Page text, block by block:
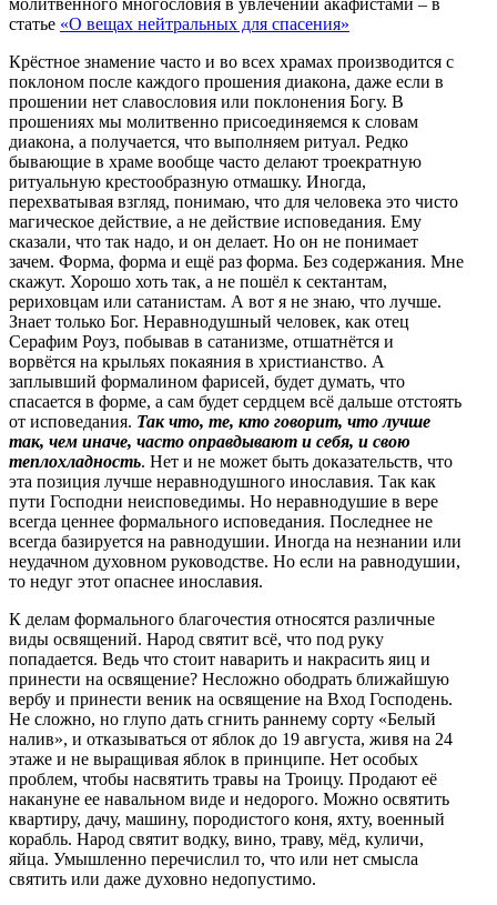
статье «О вещах нейтральных для спасения»
Крёстное знамение часто и во всех храмах производится с
поклоном после каждого прошения диакона, даже если в
прошении нет славословия или поклонения Богу. В
прошениях мы молитвенно присоединяемся к словам
диакона, а получается, что выполняем ритуал. Редко
бывающие в храме вообще часто делают троекратную
ритуальную крестообразную отмашку. Иногда,
перехватывая взгляд, понимаю, что для человека это чисто
магическое действие, а не действие исповедания. Ему
сказали, что так надо, и он делает. Но он не понимает
зачем. Форма, форма и ещё раз форма. Без содержания. Мне
скажут. Хорошо хоть так, а не пошёл к сектантам,
рериховцам или сатанистам. А вот я не знаю, что лучше.
Знает только Бог. Неравнодушный человек, как отец
Серафим Роуз, побывав в сатанизме, отшатнётся и
ворвётся на крыльях покаяния в христианство. А
заплывший формалином фарисей, будет думать, что
спасается в форме, а сам будет сердцем всё дальше отстоять
от исповедания. Так что, те, кто говорит, что лучше
так, чем иначе, часто оправдывают и себя, и свою
теплохладность. Нет и не может быть доказательств, что
эта позиция лучше неравнодушного инославия. Так как
пути Господни неисповедимы. Но неравнодушие в вере
всегда ценнее формального исповедания. Последнее не
всегда базируется на равнодушии. Иногда на незнании или
неудачном духовном руководстве. Но если на равнодушии,
то недуг этот опаснее инославия.
К делам формального благочестия относятся различные
виды освящений. Народ святит всё, что под руку
попадается. Ведь что стоит наварить и накрасить яиц и
принести на освящение? Несложно ободрать ближайшую
вербу и принести веник на освящение на Вход Господень.
Не сложно, но глупо дать сгнить раннему сорту «Белый
налив», и отказываться от яблок до 19 августа, живя на 24
этаже и не выращивая яблок в принципе. Нет особых
проблем, чтобы насвятить травы на Троицу. Продают её
накануне ее навальном виде и недорого. Можно освятить
квартиру, дачу, машину, породистого коня, яхту, военный
корабль. Народ святит водку, вино, траву, мёд, куличи,
яйца. Умышленно перечислил то, что или нет смысла
святить или даже духовно недопустимо.